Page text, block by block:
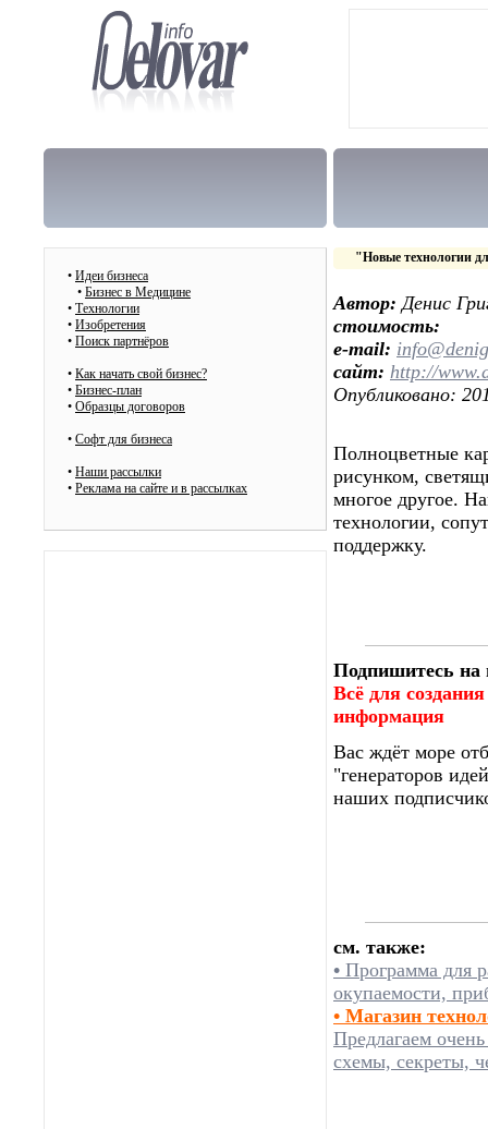
• Идеи бизнеса
• Бизнес в Медицине
• Технологии
• Изобретения
• Поиск партнёров
• Как начать свой бизнес?
• Бизнес-план
• Образцы договоров
• Cофт для бизнеса
• Наши рассылки
• Реклама на сайте и в рассылках
"Новые технологии
Автор: Денис
стоимость:
e-mail:
сайт: http://
Опубликовано:
Полноцветные
рисунком,
многое другое.
технологии,
поддержку.
Подпишитесь
Всё для
информация
Вас ждёт море
"генераторов
наших
см. также:
• Программа для
окупаемости,
• Магазин
Предлагаем
схемы, секреты,